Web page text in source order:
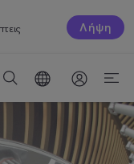
Λήψη